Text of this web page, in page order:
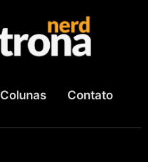
Colunas Contato